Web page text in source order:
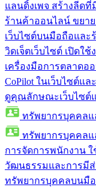
แลนดิ้งเพจ สร้างลีดที่
ร้านค้าออนไลน์ ขยา
เว็บไซต์บนมือถือและ
วิดเจ็ตเว็บไซต์ เปิดใช้
เครื่องมือการตลาดอ
CoPilot ในเว็บไซต์แล
ดูคุณลักษณะเว็บไซต์
ทรัพยากรบุคคล
ทรัพยากรบุคคล
การจัดการพนักงาน ใ
วัฒนธรรมและการมี
ทรัพยากรบุคคลบนมื